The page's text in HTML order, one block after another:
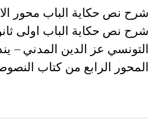
شرح نص حكاية الباب محور
شرح نص حكاية الباب اولى
التونسي عز الدين المدني –
المحور الرابع من كتاب